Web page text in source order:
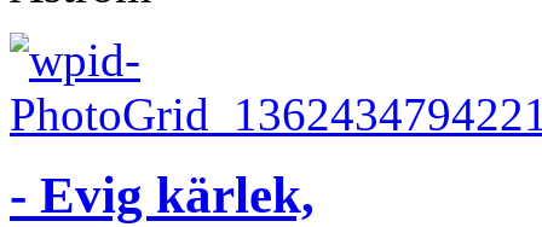
- Evig kärlek,